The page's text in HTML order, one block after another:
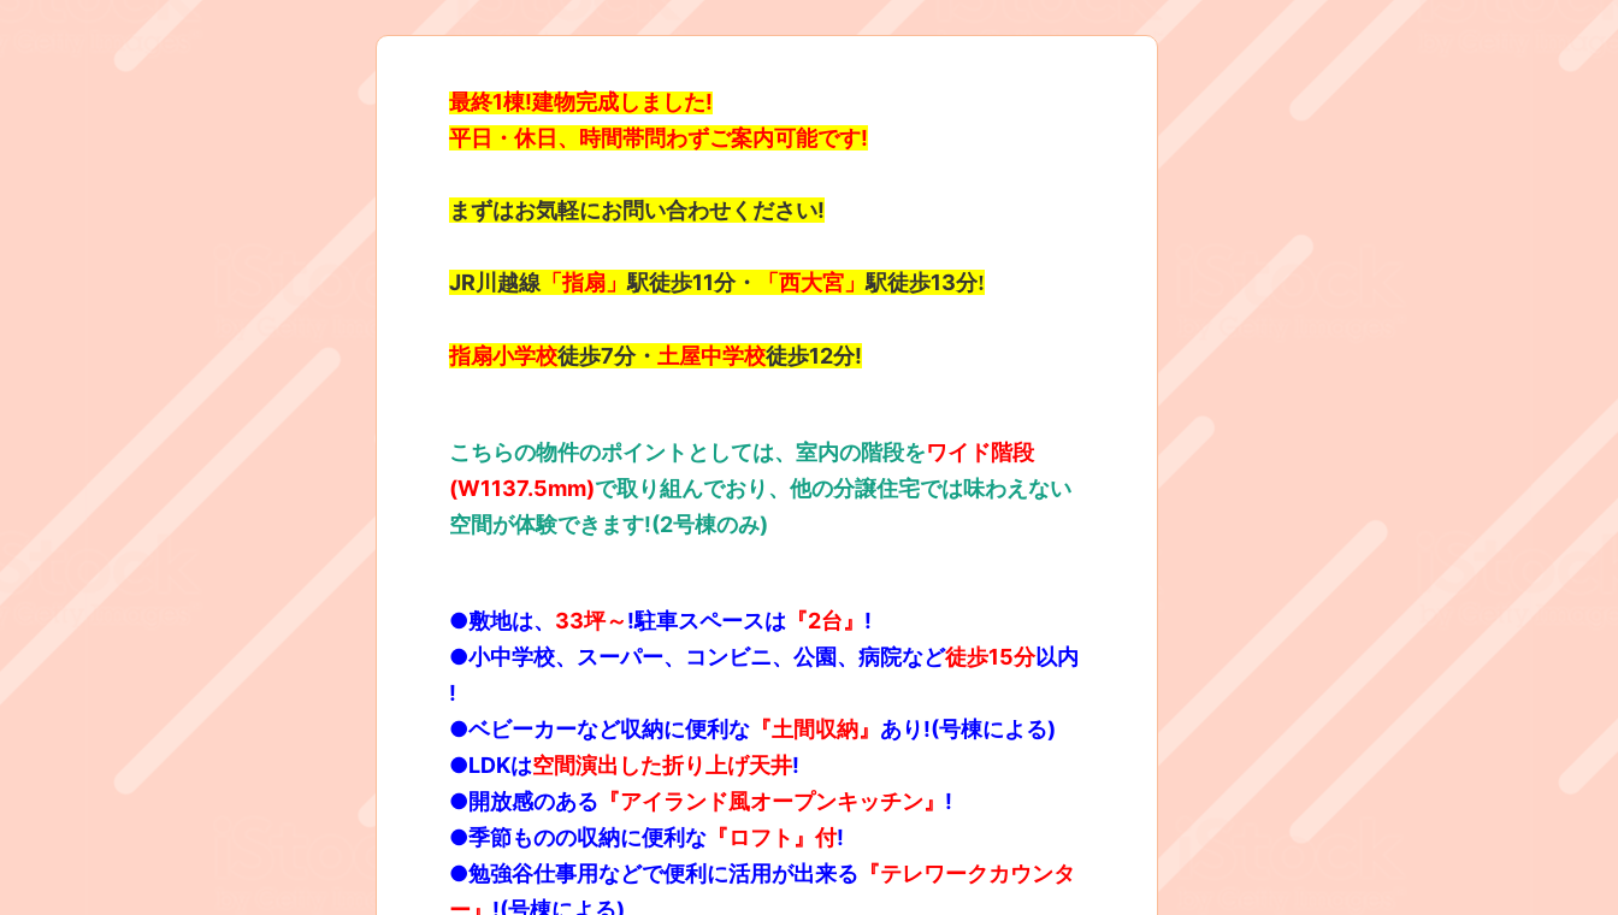
最終1棟!建物完成しました!
平日・休日、時間帯問わずご案内可能です!
まずはお気軽にお問い合わせください!
JR川越線「指扇」駅徒歩11分・ 「西大宮」駅徒歩13分!
指扇小学校徒歩7分・ 土屋中学校徒歩12分!
こちらの物件のポイントとしては、室内の階段をワイド階段
(W1137.5mm)で取り組んでおり、他の分譲住宅では味わえない
空間が体験できます!(2号棟のみ)
●敷地は、 33坪～!駐車スペースは『2台』 !
●小中学校、スーパー、 コンビニ、公園、病院など徒歩15分以内
!
●ベビーカーなど収納に便利な『土間収納』 あり!(号棟による)
●LDKは空間演出した折り上げ天井!
●開放感のある 『アイランド風オープンキッチン』 !
●季節ものの収納に便利な『ロフト』付!
●勉強谷仕事用などで便利に活用が出来る 『テレワークカウンタ